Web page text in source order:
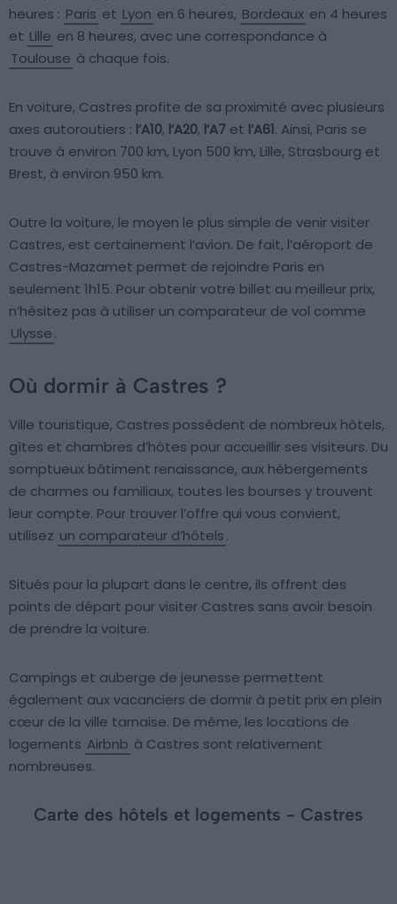
heures : Paris et Lyon en 6 heures, Bordeaux en 4 heures
et Lille en 8 heures, avec une correspondance à
Toulouse à chaque fois.
En voiture, Castres profite de sa proximité avec plusieurs
axes autoroutiers : l’A10, l’A20, l’A7 et l’A61. Ainsi, Paris se
trouve à environ 700 km, Lyon 500 km, Lille, Strasbourg et
Brest, à environ 950 km.
Outre la voiture, le moyen le plus simple de venir visiter
Castres, est certainement l’avion. De fait, l’aéroport de
Castres-Mazamet permet de rejoindre Paris en
seulement 1h15. Pour obtenir votre billet au meilleur prix,
n’hésitez pas à utiliser un comparateur de vol comme
Ulysse.
Où dormir à Castres ?
Ville touristique, Castres possèdent de nombreux hôtels,
gîtes et chambres d’hôtes pour accueillir ses visiteurs. Du
somptueux bâtiment renaissance, aux hébergements
de charmes ou familiaux, toutes les bourses y trouvent
leur compte. Pour trouver l’offre qui vous convient,
utilisez un comparateur d’hôtels.
Situés pour la plupart dans le centre, ils offrent des
points de départ pour visiter Castres sans avoir besoin
de prendre la voiture.
Campings et auberge de jeunesse permettent
également aux vacanciers de dormir à petit prix en plein
cœur de la ville tarnaise. De même, les locations de
logements Airbnb à Castres sont relativement
nombreuses.
Carte des hôtels et logements - Castres